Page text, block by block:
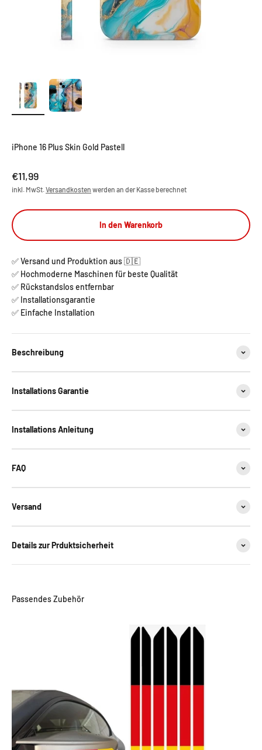
iPhone 16 Plus Skin Gold Pastell
Angebot
€11,99
inkl. MwSt.Versandkosten werden an der Kasse berechnet
In den Warenkorb
✅ Versand und Produktion aus 🇩🇪
✅ Hochmoderne Maschinen für beste Qualität
✅ Rückstandslos entfernbar
✅ Installationsgarantie
✅ Einfache Installation
Beschreibung
Installations Garantie
Installations Anleitung
FAQ
Versand
Details zur Prduktsicherheit
Passendes Zubehör